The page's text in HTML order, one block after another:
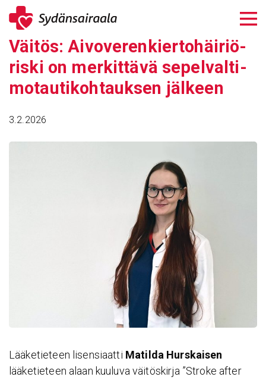
Siirry
sisältöön
Väitös: Aivo­ve­ren­kier­to­häi­riö­
riski on merkit­tävä sepel­val­ti­
mo­tau­ti­koh­tauksen jälkeen
3.2.2026
Lääketieteen lisensiaatti Matilda Hurskaisen
lääketieteen alaan kuuluva väitöskirja ”Stroke after